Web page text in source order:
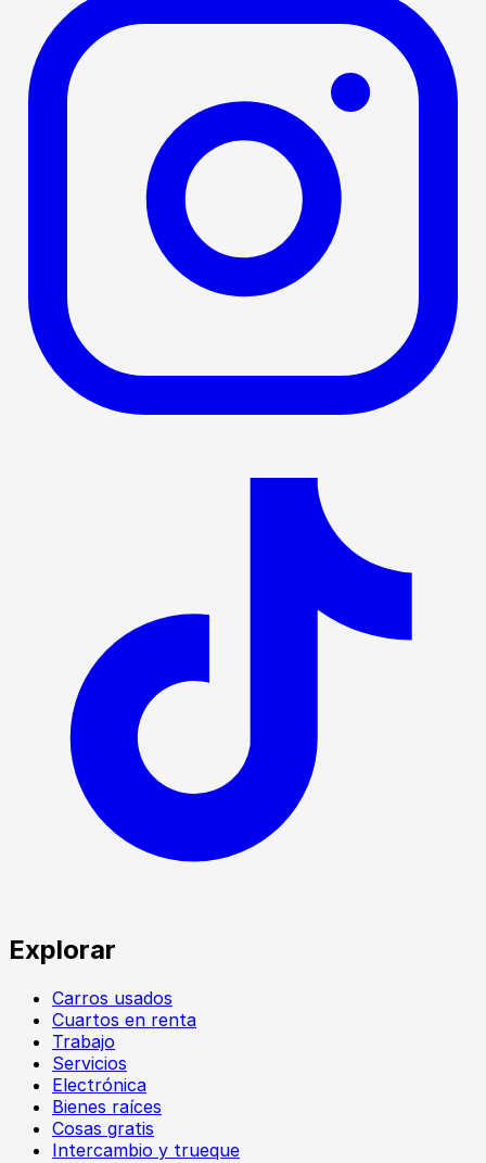
Explorar
Carros usados
Cuartos en renta
Trabajo
Servicios
Electrónica
Bienes raíces
Cosas gratis
Intercambio y trueque